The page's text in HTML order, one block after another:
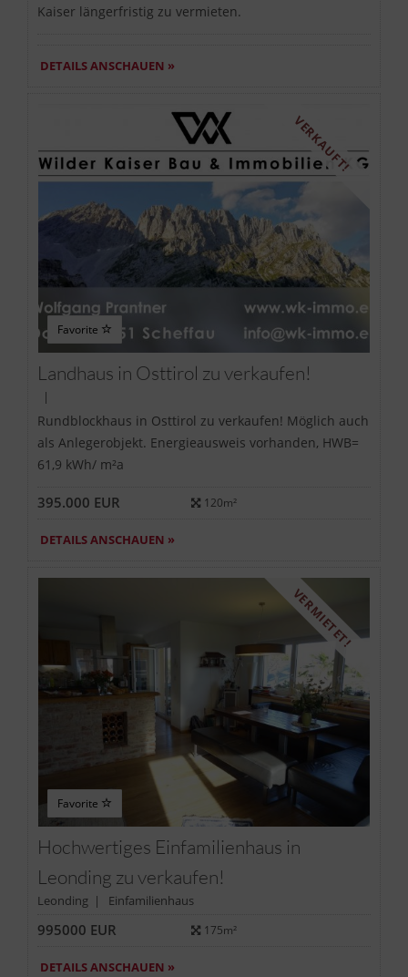
Kaiser längerfristig zu vermieten.
DETAILS ANSCHAUEN »
VERKAUFT!
Favorite
Landhaus in Osttirol zu verkaufen!
|
Rundblockhaus in Osttirol zu verkaufen! Möglich auch
als Anlegerobjekt. Energieausweis vorhanden, HWB=
61,9 kWh/ m²a
395.000 EUR 120m²
DETAILS ANSCHAUEN »
VERMIETET!
Favorite
Hochwertiges Einfamilienhaus in
Leonding zu verkaufen!
Leonding | Einfamilienhaus
995000 EUR 175m²
DETAILS ANSCHAUEN »